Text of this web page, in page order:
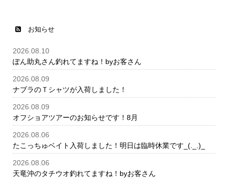
お知らせ
2026.08.10
ぽん助丸さん釣れてますね！byお客さん
2026.08.09
ナブラのＴシャツが入荷しました！
2026.08.09
オフショアツアーのお知らせです！8月
2026.08.06
たこっちゅベイト入荷しました！明日は臨時休業です_(._.)_
2026.08.06
天竜沖のタチウオ釣れてますね！byお客さん